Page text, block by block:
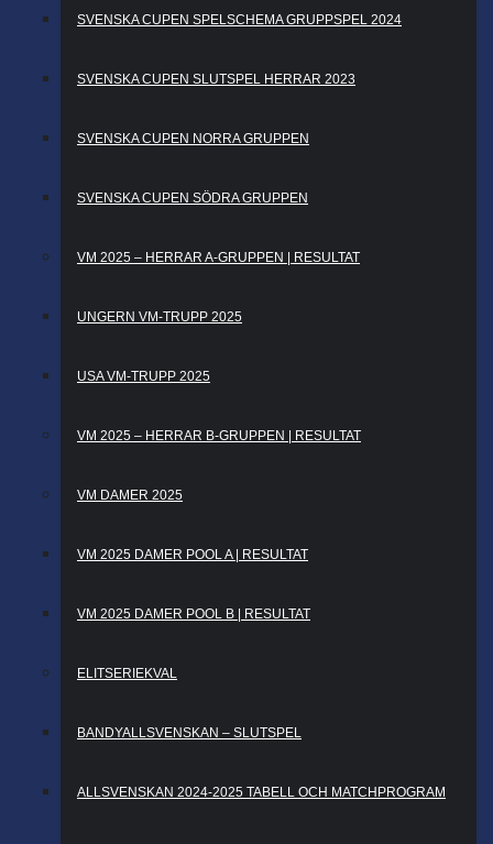
SVENSKA CUPEN SPELSCHEMA GRUPPSPEL 2024
SVENSKA CUPEN SLUTSPEL HERRAR 2023
SVENSKA CUPEN NORRA GRUPPEN
SVENSKA CUPEN SÖDRA GRUPPEN
VM 2025 – HERRAR A-GRUPPEN | RESULTAT
UNGERN VM-TRUPP 2025
USA VM-TRUPP 2025
VM 2025 – HERRAR B-GRUPPEN | RESULTAT
VM DAMER 2025
VM 2025 DAMER POOL A | RESULTAT
VM 2025 DAMER POOL B | RESULTAT
ELITSERIEKVAL
BANDYALLSVENSKAN – SLUTSPEL
ALLSVENSKAN 2024-2025 TABELL OCH MATCHPROGRAM